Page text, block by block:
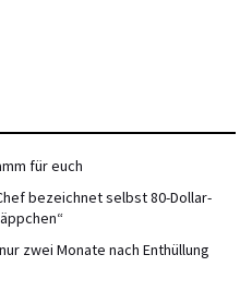
für euch
bezeichnet selbst 80-Dollar-
zwei Monate nach Enthüllung